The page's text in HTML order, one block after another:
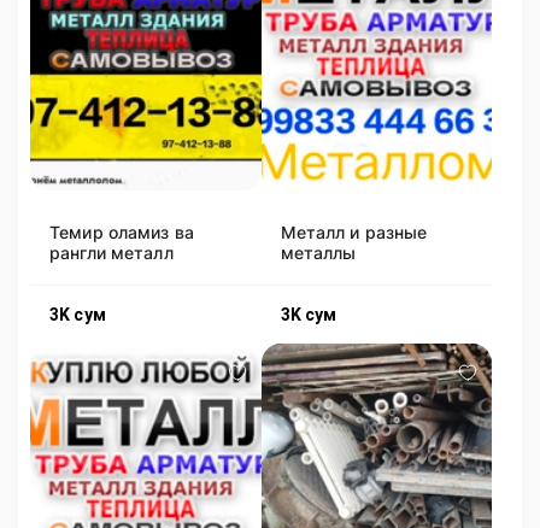
Темир оламиз ва
рангли металл
3K сум
Металл и разные
металлы
3K сум